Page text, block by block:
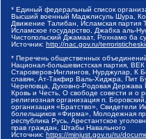
* Единый федеральный список
Высший военный Маджлисуль Шура,
Движение Талибан, Исламская
Исламское государство, Джабха аль-
Чистопольский Джамаат, Рохнамо ба
Источник: http://nac.gov.ru/
* Перечень общественных
Национал-большевистская партия,
Староверов-Инглингов, Нурджулар, К
славян, Ат-Такфир Валь-Хиджра, Пит
Череповца, Духовно-Родовая Держава
Кровь и Честь, О свободе совести и о
религиозная организация п.
организация «Братство», Свидетели
болельщиков «Фирма», Молодежная
республика Русь, Арестантское
прав граждан, Штабы Навального
Источник: https://minjust.gov.ru/ru/